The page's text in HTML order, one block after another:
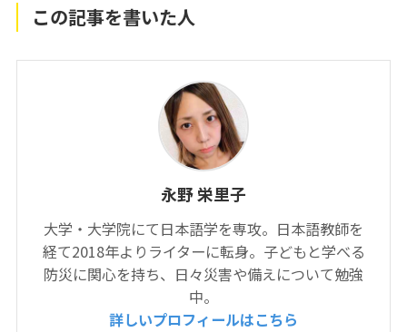
この記事を書いた人
永野 栄里子
大学・大学院にて日本語学を専攻。日本語教師を
経て2018年よりライターに転身。子どもと学べる
防災に関心を持ち、日々災害や備えについて勉強
中。
詳しいプロフィールはこちら